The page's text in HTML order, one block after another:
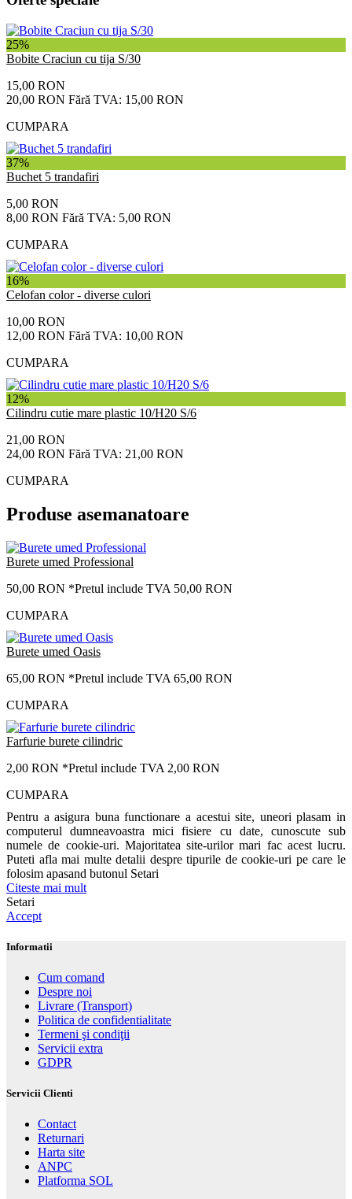
25%
Bobite Craciun cu tija S/30
15,00 RON
20,00 RON Fără TVA: 15,00 RON
CUMPARA
37%
Buchet 5 trandafiri
5,00 RON
8,00 RON Fără TVA: 5,00 RON
CUMPARA
16%
Celofan color - diverse culori
10,00 RON
12,00 RON Fără TVA: 10,00 RON
CUMPARA
12%
Cilindru cutie mare plastic 10/H20 S/6
21,00 RON
24,00 RON Fără TVA: 21,00 RON
CUMPARA
Produse asemanatoare
Burete umed Professional
50,00 RON *Pretul include TVA 50,00 RON
CUMPARA
Burete umed Oasis
65,00 RON *Pretul include TVA 65,00 RON
CUMPARA
Farfurie burete cilindric
2,00 RON *Pretul include TVA 2,00 RON
CUMPARA
Pentru a asigura buna functionare a acestui site, uneori plasam in
computerul dumneavoastra mici fisiere cu date, cunoscute sub
numele de cookie-uri. Majoritatea site-urilor mari fac acest lucru.
Puteti afla mai multe detalii despre tipurile de cookie-uri pe care le
folosim apasand butonul Setari
Citeste mai mult
Setari
Accept
Informatii
Cum comand
Despre noi
Livrare (Transport)
Politica de confidentialitate
Termeni şi condiţii
Servicii extra
GDPR
Servicii Clienti
Contact
Returnari
Harta site
ANPC
Platforma SOL